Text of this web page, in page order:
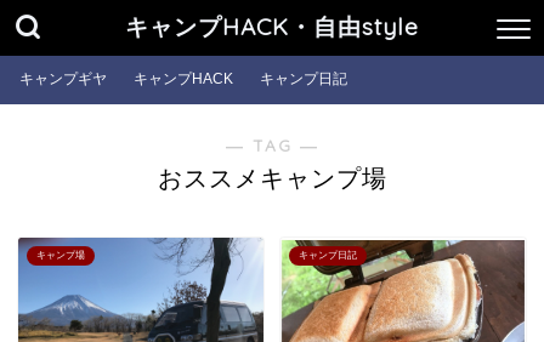
キャンプHACK・自由style
キャンプギヤ キャンプHACK キャンプ日記
― TAG ―
おススメキャンプ場
キャンプ場 キャンプ日記